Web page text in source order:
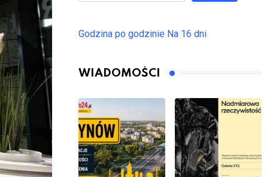
Godzina po godzinie Na 16 dni
WIADOMOŚCI